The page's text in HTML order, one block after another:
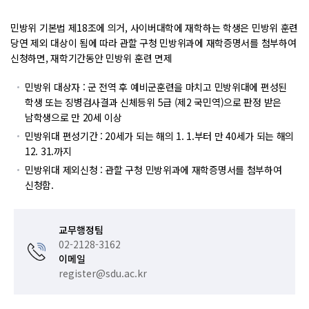
민방위 기본법 제18조에 의거, 사이버대학에 재학하는 학생은 민방위 훈련
당연 제외 대상이 됨에 따라 관할 구청 민방위과에 재학증명서를 첨부하여
신청하면, 재학기간동안 민방위 훈련 면제
민방위 대상자 : 군 전역 후 예비군훈련을 마치고 민방위대에 편성된
학생 또는 징병검사결과 신체등위 5급 (제2 국민역)으로 판정 받은
남학생으로 만 20세 이상
민방위대 편성기간 : 20세가 되는 해의 1. 1.부터 만 40세가 되는 해의
12. 31.까지
민방위대 제외신청 : 관할 구청 민방위과에 재학증명서를 첨부하여
신청함.
교무행정팀
02-2128-3162
이메일
register@sdu.ac.kr